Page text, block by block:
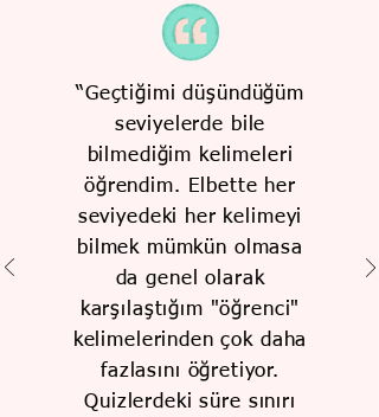
“Geçtiğimi düşündüğüm
seviyelerde bile
bilmediğim kelimeleri
öğrendim. Elbette her
seviyedeki her kelimeyi
bilmek mümkün olmasa
da genel olarak
karşılaştığım "öğrenci"
kelimelerinden çok daha
fazlasını öğretiyor.
Quizlerdeki süre sınırı